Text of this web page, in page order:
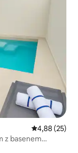
Średnia
4,88 (25)
z basenem